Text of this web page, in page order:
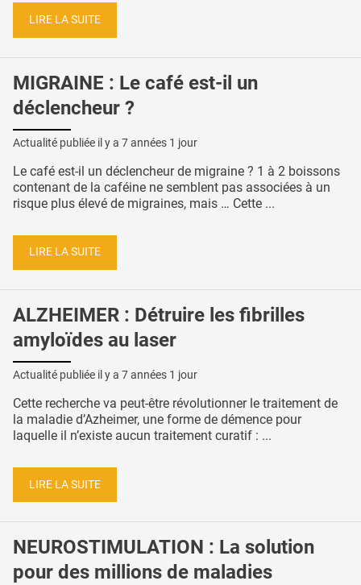
LIRE LA SUITE
MIGRAINE : Le café est-il un
déclencheur ?
Actualité publiée il y a 7 années 1 jour
Le café est-il un déclencheur de migraine ? 1 à 2 boissons
contenant de la caféine ne semblent pas associées à un
risque plus élevé de migraines, mais … Cette ...
LIRE LA SUITE
ALZHEIMER : Détruire les fibrilles
amyloïdes au laser
Actualité publiée il y a 7 années 1 jour
Cette recherche va peut-être révolutionner le traitement de
la maladie d’Azheimer, une forme de démence pour
laquelle il n’existe aucun traitement curatif : ...
LIRE LA SUITE
NEUROSTIMULATION : La solution
pour des millions de maladies